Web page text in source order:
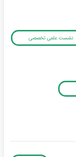
نشست علمی تخصصی